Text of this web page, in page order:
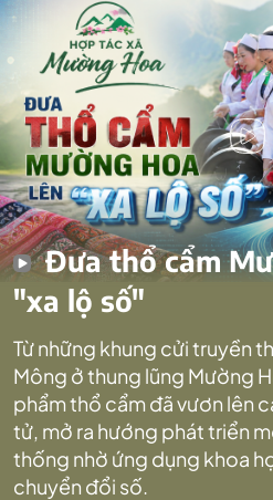
Đưa thổ cẩm
"xa lộ số"
Từ những khung cửi truyền
Mông ở thung lũng Mường
phẩm thổ cẩm đã vươn lên
tử, mở ra hướng phát triển
thống nhờ ứng dụng khoa
chuyển đổi số.